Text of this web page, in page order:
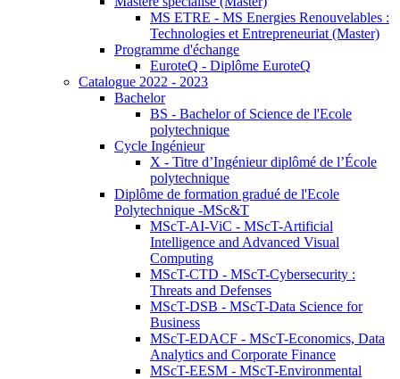
MS ETRE - MS Energies Renouvelables :
Technologies et Entrepreneuriat (Master)
Programme d'échange
EuroteQ - Diplôme EuroteQ
Catalogue 2022 - 2023
Bachelor
BS - Bachelor of Science de l'Ecole
polytechnique
Cycle Ingénieur
X - Titre d’Ingénieur diplômé de l’École
polytechnique
Diplôme de formation gradué de l'Ecole
Polytechnique -MSc&T
MScT-AI-ViC - MScT-Artificial
Intelligence and Advanced Visual
Computing
MScT-CTD - MScT-Cybersecurity :
Threats and Defenses
MScT-DSB - MScT-Data Science for
Business
MScT-EDACF - MScT-Economics, Data
Analytics and Corporate Finance
MScT-EESM - MScT-Environmental